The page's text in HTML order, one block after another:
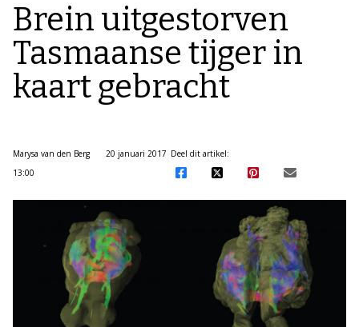
Brein uitgestorven
Tasmaanse tijger in
kaart gebracht
Marysa van den Berg
20 januari 2017
13:00
Deel dit artikel: